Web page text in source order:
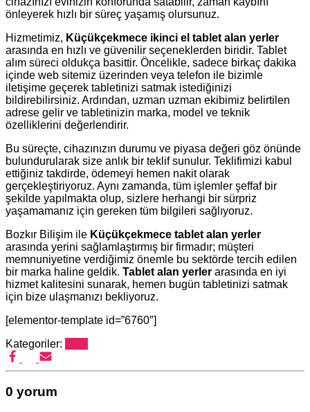
önleyerek hızlı bir süreç yaşamış olursunuz.
Hizmetimiz, Küçükçekmece ikinci el tablet alan yerler
arasında en hızlı ve güvenilir seçeneklerden biridir. Tablet
alım süreci oldukça basittir. Öncelikle, sadece birkaç dakika
içinde web sitemiz üzerinden veya telefon ile bizimle
iletişime geçerek tabletinizi satmak istediğinizi
bildirebilirsiniz. Ardından, uzman uzman ekibimiz belirtilen
adrese gelir ve tabletinizin marka, model ve teknik
özelliklerini değerlendirir.
Bu süreçte, cihazınızın durumu ve piyasa değeri göz önünde
bulundurularak size anlık bir teklif sunulur. Teklifimizi kabul
ettiğiniz takdirde, ödemeyi hemen nakit olarak
gerçekleştiriyoruz. Aynı zamanda, tüm işlemler şeffaf bir
şekilde yapılmakta olup, sizlere herhangi bir sürpriz
yaşamamanız için gereken tüm bilgileri sağlıyoruz.
Bozkır Bilişim ile Küçükçekmece tablet alan yerler
arasında yerini sağlamlaştırmış bir firmadır; müşteri
memnuniyetine verdiğimiz önemle bu sektörde tercih edilen
bir marka haline geldik. Tablet alan yerler arasında en iyi
hizmet kalitesini sunarak, hemen bugün tabletinizi satmak
için bize ulaşmanızı bekliyoruz.
[elementor-template id=”6760″]
Kategoriler:
0 yorum